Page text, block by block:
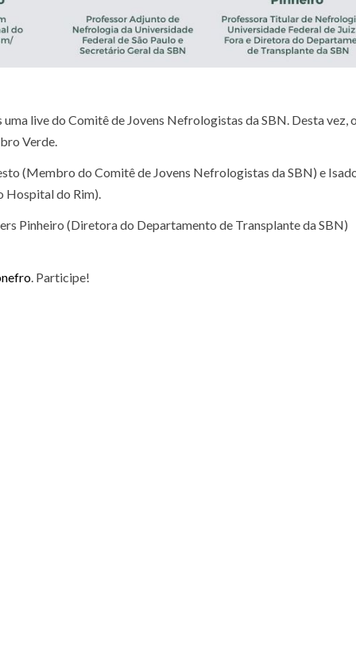
live do Comitê de Jovens Nefrologistas da SBN. Desta vez,
Verde.
(Membro do Comitê de Jovens Nefrologistas da SBN) e
Hospital do Rim).
Pinheiro (Diretora do Departamento de Transplante da SBN)
. Participe!